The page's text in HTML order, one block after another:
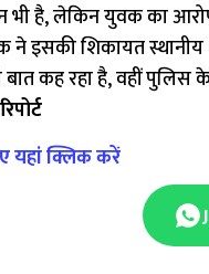
भी है, लेकिन युवक का
इसकी शिकायत
कह रहा है, वहीं पुलिस
यहां क्लिक करें